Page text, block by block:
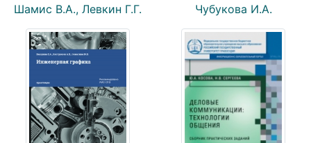
Шамис В.А., Левкин Г.Г. Чубукова И.А.